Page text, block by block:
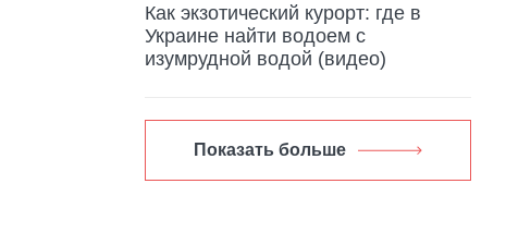
Как экзотический курорт: где в
Украине найти водоем с
изумрудной водой (видео)
Показать больше